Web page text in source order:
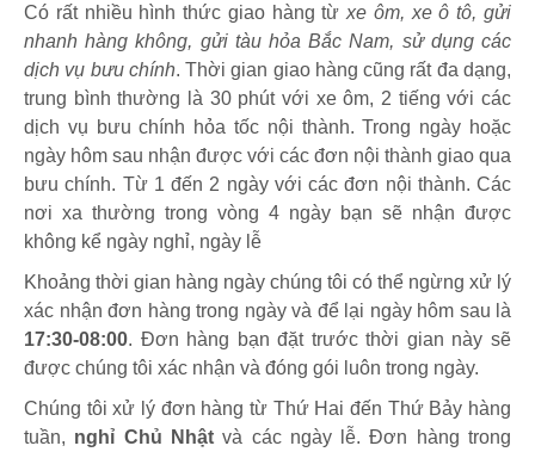
Có rất nhiều hình thức giao hàng từxe ôm, xe ô tô, gửi
nhanh hàng không, gửi tàu hỏa Bắc Nam, sử dụng các
dịch vụ bưu chính. Thời gian giao hàng cũng rất đa dạng,
trung bình thường là 30 phút với xe ôm, 2 tiếng với các
dịch vụ bưu chính hỏa tốc nội thành. Trong ngày hoặc
ngày hôm sau nhận được với các đơn nội thành giao qua
bưu chính. Từ 1 đến 2 ngày với các đơn nội thành. Các
nơi xa thường trong vòng 4 ngày bạn sẽ nhận được
không kể ngày nghỉ, ngày lễ
Khoảng thời gian hàng ngày chúng tôi có thể ngừng xử lý
xác nhận đơn hàng trong ngày và để lại ngày hôm sau là
17:30-08:00. Đơn hàng bạn đặt trước thời gian này sẽ
được chúng tôi xác nhận và đóng gói luôn trong ngày.
Chúng tôi xử lý đơn hàng từ Thứ Hai đến Thứ Bảy hàng
tuần, nghỉ Chủ Nhậtvà các ngày lễ. Đơn hàng trong